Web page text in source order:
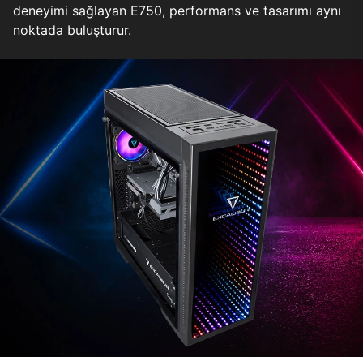
deneyimi sağlayan E750, performans ve tasarımı aynı
noktada buluşturur.